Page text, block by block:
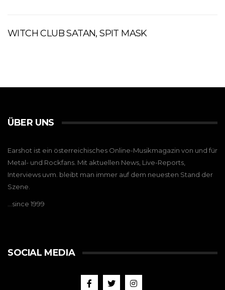
WITCH CLUB SATAN, SPIT MASK
ÜBER UNS
Earshot ist ein österreichisches Online-Musikmagazin von und für
Metal- und Rockfans. Mit aktuellen News, Live-Reports,
Interviews uvm. bleibt man immer auf dem neuesten Stand der
Szene.
…since 1999
SOCIAL MEDIA